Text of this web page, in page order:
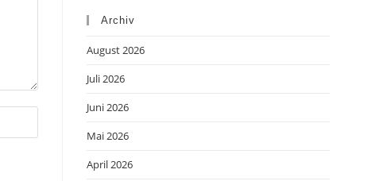
Archiv
August 2026
Juli 2026
Juni 2026
Mai 2026
April 2026